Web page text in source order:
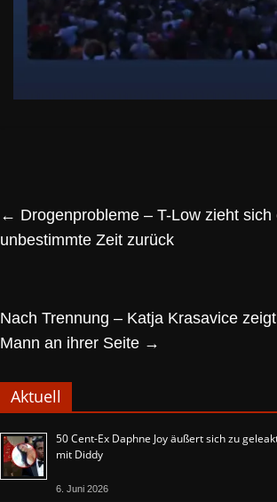
← Drogenprobleme – T-Low zieht sich
unbestimmte Zeit zurück
Nach Trennung – Katja Krasavice
Mann an ihrer Seite →
Aktuell
50 Cent-Ex Daphne Joy äußert sich zu
mit Diddy
6. Juni 2026